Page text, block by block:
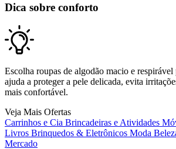
Dica sobre conforto
Escolha roupas de algodão macio e respirável
ajuda a proteger a pele delicada, evita
mais confortável.
Veja Mais Ofertas
Carrinhos e Cia Brincadeiras e Atividades
Livros Brinquedos & Eletrônicos Moda
Mercado